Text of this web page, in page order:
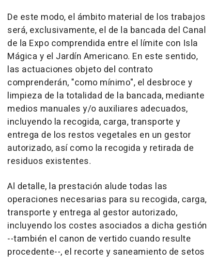
De este modo, el ámbito material de los trabajos
será, exclusivamente, el de la bancada del Canal
de la Expo comprendida entre el límite con Isla
Mágica y el Jardín Americano. En este sentido,
las actuaciones objeto del contrato
comprenderán, "como mínimo", el desbroce y
limpieza de la totalidad de la bancada, mediante
medios manuales y/o auxiliares adecuados,
incluyendo la recogida, carga, transporte y
entrega de los restos vegetales en un gestor
autorizado, así como la recogida y retirada de
residuos existentes.
Al detalle, la prestación alude todas las
operaciones necesarias para su recogida, carga,
transporte y entrega al gestor autorizado,
incluyendo los costes asociados a dicha gestión
--también el canon de vertido cuando resulte
procedente--, el recorte y saneamiento de setos